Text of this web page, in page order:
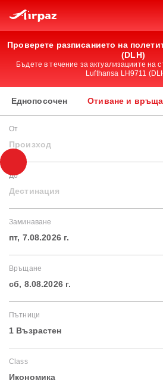
Проверете разписанието на
(DLH)
Бъдете в течение за актуализациите на
Lufthansa LH9711
Еднопосочен Отиване и
От
Произход
До
Дестинация
Заминаване
пт, 7.08.2026 г.
Връщане
сб, 8.08.2026 г.
Пътници
1 Възрастен
Class
Икономика